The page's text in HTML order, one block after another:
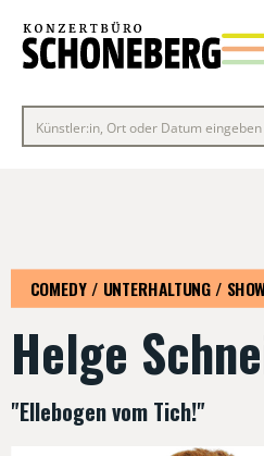
COMEDY / UNTERHALTUNG /
Helge
"Ellebogen vom Tich!"